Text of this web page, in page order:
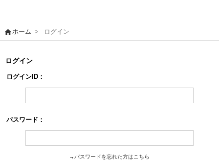
homeホーム > ログイン
ログイン
ログインID：
パスワード：
→ パスワードを忘れた方はこちら